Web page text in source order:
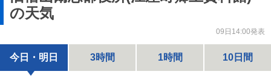
の天気
09日14:00発表
今日・明日 3時間 1時間 10日間